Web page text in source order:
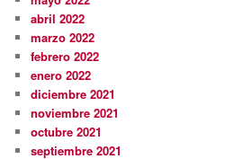
abril 2022
marzo 2022
febrero 2022
enero 2022
diciembre 2021
noviembre 2021
octubre 2021
septiembre 2021